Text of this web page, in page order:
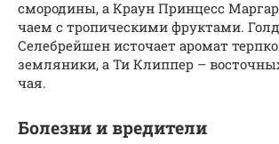
смородины, а Краун Принцесс
чаем с тропическими фруктами.
Селебрейшен источает аромат
земляники, а Ти Клиппер –
чая.
Болезни и вредители